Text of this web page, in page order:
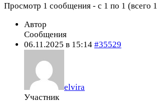
Просмотр 1 сообщения - с 1 по 1 (всего
Автор
Сообщения
06.11.2025 в 15:14 #35529
elvira
Участник